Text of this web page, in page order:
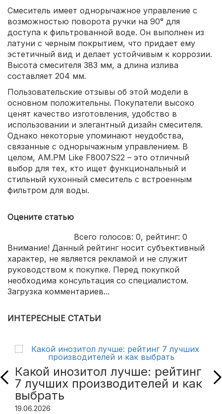
Смеситель имеет однорычажное управление с
возможностью поворота ручки на 90° для
доступа к фильтрованной воде. Он выполнен из
латуни с черным покрытием, что придает ему
эстетичный вид и делает устойчивым к коррозии.
Высота смесителя 383 мм, а длина излива
составляет 204 мм.
Пользовательские отзывы об этой модели в
основном положительны. Покупатели высоко
ценят качество изготовления, удобство в
использовании и элегантный дизайн смесителя.
Однако некоторые упоминают неудобства,
связанные с однорычажным управлением. В
целом, AM.PM Like F8007S22 – это отличный
выбор для тех, кто ищет функциональный и
стильный кухонный смеситель с встроенным
фильтром для воды.
Оцените статью
Всего голосов: 0, рейтинг: 0
Внимание! Данный рейтинг носит субъективный
характер, не является рекламой и не служит
руководством к покупке. Перед покупкой
необходима консультация со специалистом.
Загрузка комментариев...
ИНТЕРЕСНЫЕ СТАТЬИ
Какой инозитол лучше: рейтинг
7 лучших производителей и как
выбрать
19.06.2026